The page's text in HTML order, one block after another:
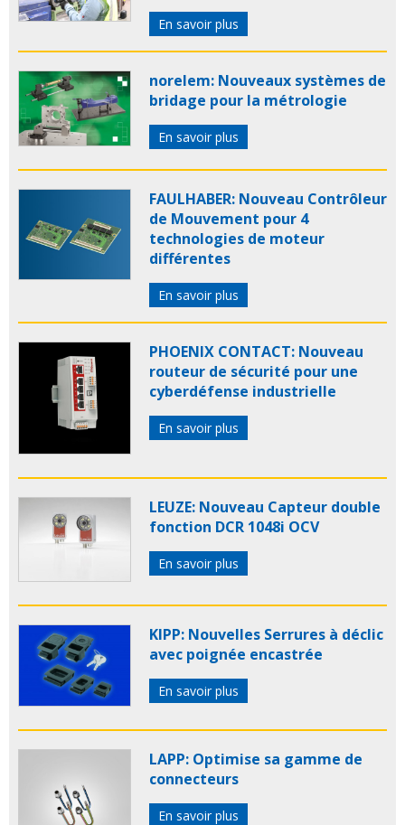
En savoir plus
norelem: Nouveaux systèmes de
bridage pour la métrologie
En savoir plus
FAULHABER: Nouveau Contrôleur
de Mouvement pour 4
technologies de moteur
différentes
En savoir plus
PHOENIX CONTACT: Nouveau
routeur de sécurité pour une
cyberdéfense industrielle
En savoir plus
LEUZE: Nouveau Capteur double
fonction DCR 1048i OCV
En savoir plus
KIPP: Nouvelles Serrures à déclic
avec poignée encastrée
En savoir plus
LAPP: Optimise sa gamme de
connecteurs
En savoir plus